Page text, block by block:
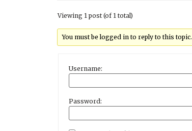
Viewing 1 post (of 1 total)
You must be logged in to reply to this topic.
Username:
Password: